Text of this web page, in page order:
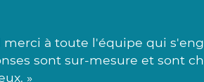
à toute l'équipe qui
sont sur-mesure et sont
»